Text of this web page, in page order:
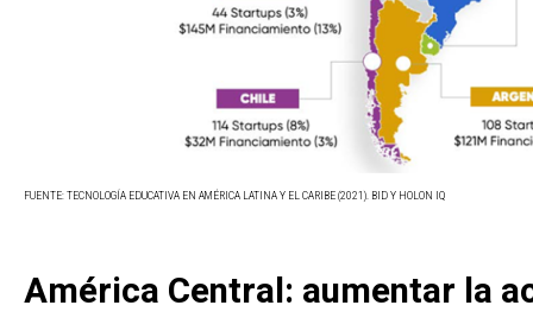
FUENTE: TECNOLOGÍA EDUCATIVA EN AMÉRICA LATINA Y EL CARIBE (2021). BID Y HOLON IQ
América Central: aumentar la